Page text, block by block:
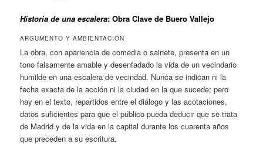
Historia de una escalera: Obra Clave de Buero Vallejo
ARGUMENTO Y AMBIENTACIÓN
La obra, con apariencia de comedia o sainete, presenta en un
tono falsamente amable y desenfadado la vida de un vecindario
humilde en una escalera de vecindad. Nunca se indican ni la
fecha exacta de la acción ni la ciudad en la que sucede; pero
hay en el texto, repartidos entre el diálogo y las acotaciones,
datos suficientes para que el público pueda deducir que se trata
de Madrid y de la vida en la capital durante los cuarenta años
que preceden a su escritura.